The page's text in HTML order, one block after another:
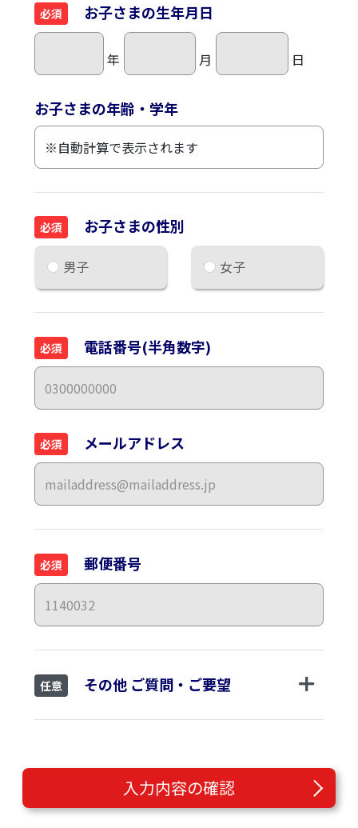
必須 お子さまの生年月日
年 月 日
お子さまの年齢・学年
必須 お子さまの性別
男子 女子
必須 電話番号(半角数字)
必須 メールアドレス
必須 郵便番号
任意 その他 ご質問・ご要望
入力内容の確認